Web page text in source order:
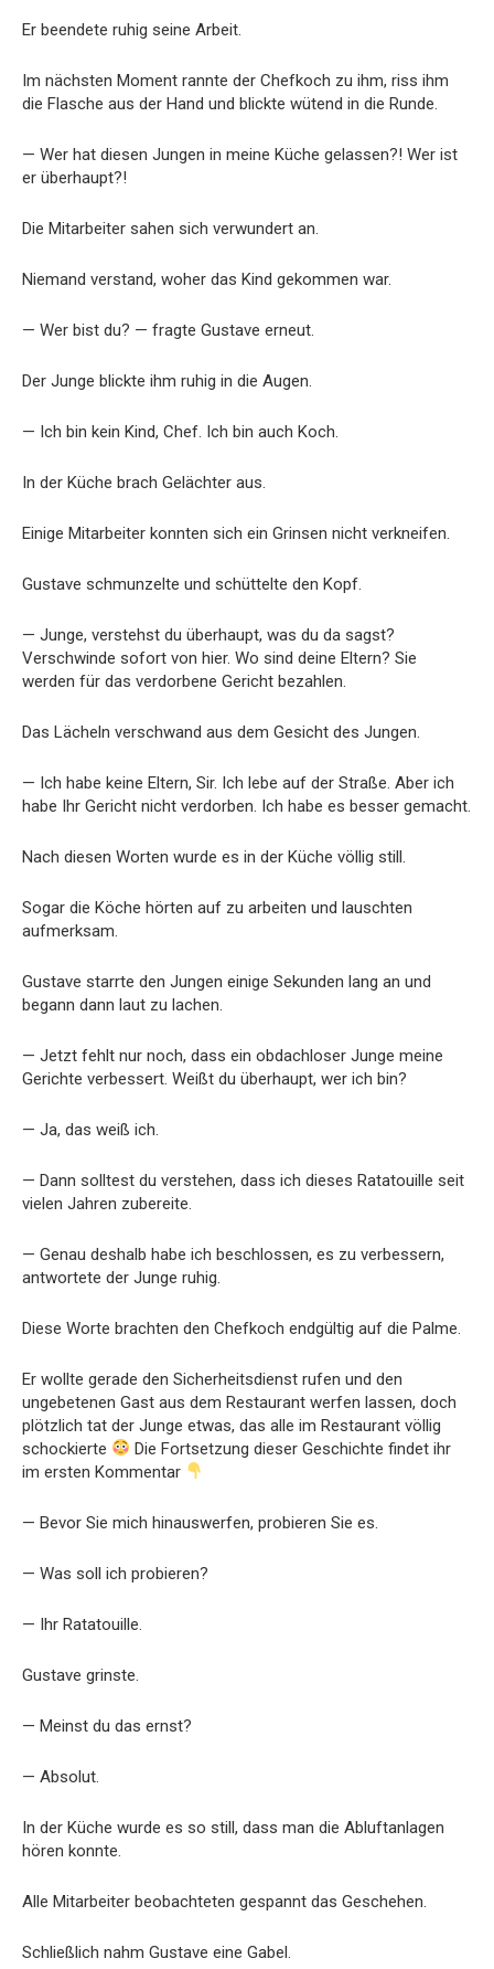
Er beendete ruhig seine Arbeit.
Im nächsten Moment rannte der Chefkoch zu ihm, riss ihm
die Flasche aus der Hand und blickte wütend in die Runde.
— Wer hat diesen Jungen in meine Küche gelassen?! Wer ist
er überhaupt?!
Die Mitarbeiter sahen sich verwundert an.
Niemand verstand, woher das Kind gekommen war.
— Wer bist du? — fragte Gustave erneut.
Der Junge blickte ihm ruhig in die Augen.
— Ich bin kein Kind, Chef. Ich bin auch Koch.
In der Küche brach Gelächter aus.
Einige Mitarbeiter konnten sich ein Grinsen nicht verkneifen.
Gustave schmunzelte und schüttelte den Kopf.
— Junge, verstehst du überhaupt, was du da sagst?
Verschwinde sofort von hier. Wo sind deine Eltern? Sie
werden für das verdorbene Gericht bezahlen.
Das Lächeln verschwand aus dem Gesicht des Jungen.
— Ich habe keine Eltern, Sir. Ich lebe auf der Straße. Aber ich
habe Ihr Gericht nicht verdorben. Ich habe es besser gemacht.
Nach diesen Worten wurde es in der Küche völlig still.
Sogar die Köche hörten auf zu arbeiten und lauschten
aufmerksam.
Gustave starrte den Jungen einige Sekunden lang an und
begann dann laut zu lachen.
— Jetzt fehlt nur noch, dass ein obdachloser Junge meine
Gerichte verbessert. Weißt du überhaupt, wer ich bin?
— Ja, das weiß ich.
— Dann solltest du verstehen, dass ich dieses Ratatouille seit
vielen Jahren zubereite.
— Genau deshalb habe ich beschlossen, es zu verbessern,
antwortete der Junge ruhig.
Diese Worte brachten den Chefkoch endgültig auf die Palme.
Er wollte gerade den Sicherheitsdienst rufen und den
ungebetenen Gast aus dem Restaurant werfen lassen, doch
plötzlich tat der Junge etwas, das alle im Restaurant völlig
schockierte
Die Fortsetzung dieser Geschichte findet ihr
im ersten Kommentar
— Bevor Sie mich hinauswerfen, probieren Sie es.
— Was soll ich probieren?
— Ihr Ratatouille.
Gustave grinste.
— Meinst du das ernst?
— Absolut.
In der Küche wurde es so still, dass man die Abluftanlagen
hören konnte.
Alle Mitarbeiter beobachteten gespannt das Geschehen.
Schließlich nahm Gustave eine Gabel.